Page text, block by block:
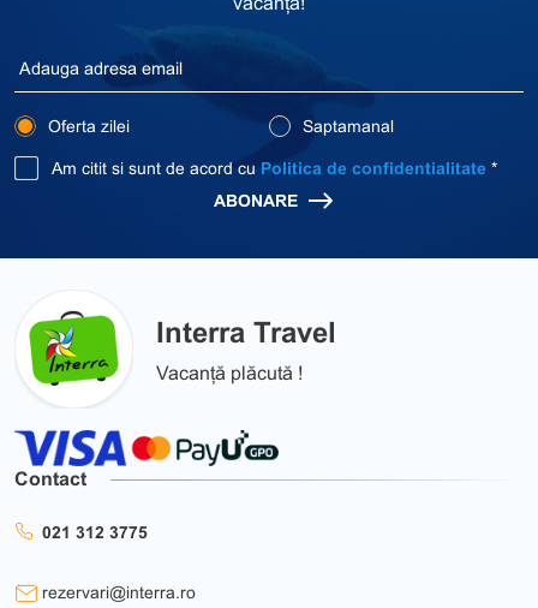
Oferta zilei Saptamanal
Am citit si sunt de acord cu Politica de confidentialitate *
ABONARE
Interra Travel
Vacanță plăcută !
Contact
021 312 3775
rezervari@interra.ro